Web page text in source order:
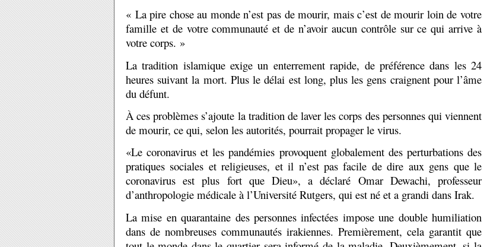
« La pire chose au monde n’est pas de mourir, mais c’est de mourir loin de votre
famille et de votre communauté et de n’avoir aucun contrôle sur ce qui arrive à
votre corps. »
La tradition islamique exige un enterrement rapide, de préférence dans les 24
heures suivant la mort. Plus le délai est long, plus les gens craignent pour l’âme
du défunt.
À ces problèmes s’ajoute la tradition de laver les corps des personnes qui viennent
de mourir, ce qui, selon les autorités, pourrait propager le virus.
«Le coronavirus et les pandémies provoquent globalement des perturbations des
pratiques sociales et religieuses, et il n’est pas facile de dire aux gens que le
coronavirus est plus fort que Dieu», a déclaré Omar Dewachi, professeur
d’anthropologie médicale à l’Université Rutgers, qui est né et a grandi dans Irak.
La mise en quarantaine des personnes infectées impose une double humiliation
dans de nombreuses communautés irakiennes. Premièrement, cela garantit que